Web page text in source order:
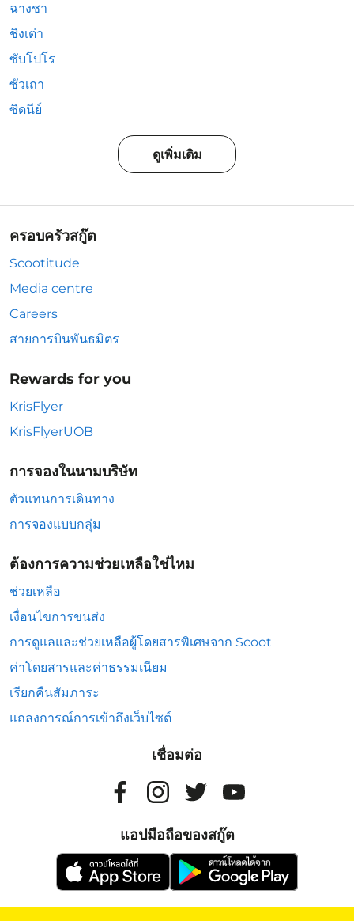
ฉางชา
ชิงเต่า
ซับโปโร
ซัวเถา
ซิดนีย์
ดูเพิ่มเติม
ครอบครัวสกู๊ต
Scootitude
Media centre
Careers
สายการบินพันธมิตร
Rewards for you
KrisFlyer
KrisFlyerUOB
การจองในนามบริษัท
ตัวแทนการเดินทาง
การจองแบบกลุ่ม
ต้องการความช่วยเหลือใช่ไหม
ช่วยเหลือ
เงื่อนไขการขนส่ง
การดูแลและช่วยเหลือผู้โดยสารพิเศษจาก Scoot
ค่าโดยสารและค่าธรรมเนียม
เรียกคืนสัมภาระ
แถลงการณ์การเข้าถึงเว็บไซต์
เชื่อมต่อ
แอปมือถือของสกู๊ต